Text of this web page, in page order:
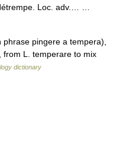
Loc. adv.… …
pingere a tempera),
from L. temperare to mix
dictionary